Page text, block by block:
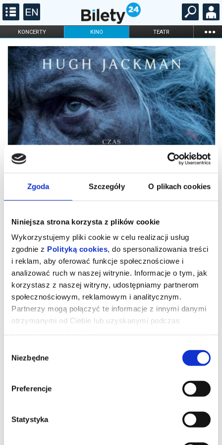
Zgoda Szczegóły O plikach cookies
Niniejsza strona korzysta z plików cookie
Wykorzystujemy pliki cookie w celu realizacji usług
zgodnie z Polityką cookies, do spersonalizowania treści
i reklam, aby oferować funkcje społecznościowe i
analizować ruch w naszej witrynie. Informacje o tym, jak
korzystasz z naszej witryny, udostępniamy partnerom
społecznościowym, reklamowym i analitycznym.
Partnerzy mogą połączyć te informacje z innymi danymi
otrzymanymi od Ciebie lub uzyskanymi podczas
zgody
Niezbędne
Preferencje
Statystyka
KONCERTY KINO TEATR ...
FILHARMONIA OPERA I BALET
STAND-UP
DLA DZIECI
ONLINE KARNETY
Robin Hood: Koniec legendy
Robin Hood (Hugh Jackman), który do tej pory wiódł życie bandyty
– naznaczone przemocą, krwią i cierpieniem – pogodził się z tym,
tajemniczej kobiety (Jodie Comer) oraz poznaje bezbronną
dziewczynkę, której grozi śmiertelne niebezpieczeństwo. Stając w
*******
wydarzenia, gwarantujemy automatyczny zwrot środków